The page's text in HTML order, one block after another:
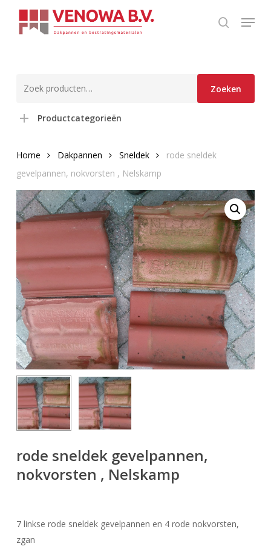
search
Menu
Zoeken
Productcategorieën
Home Dakpannen Sneldek
rode sneldek
gevelpannen, nokvorsten , Nelskamp
rode sneldek gevelpannen,
nokvorsten , Nelskamp
7 linkse rode sneldek gevelpannen en 4 rode nokvorsten,
zgan